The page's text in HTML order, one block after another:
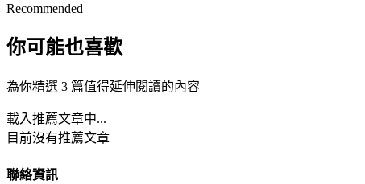
Recommended
你可能也喜歡
為你精選 3 篇值得延伸閱讀的內容
載入推薦文章中...
目前沒有推薦文章
聯絡資訊